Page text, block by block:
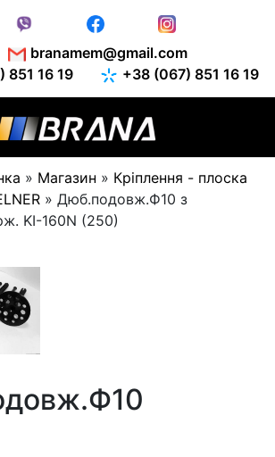
851 16 19
+38 (067) 851 16 19
branamem@gmail.com
» Магазин » Кріплення - плоска
» Дюб.подовж.Ф10 з
KI-160N (250)